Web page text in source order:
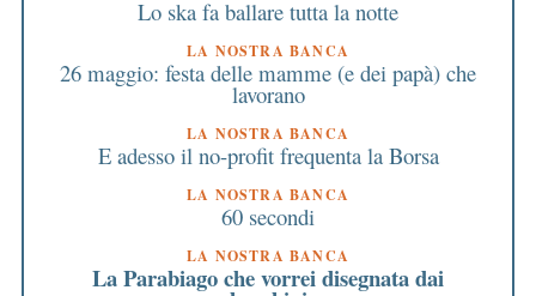
Lo ska fa ballare tutta la notte
LA NOSTRA BANCA
26 maggio: festa delle mamme (e dei papà) che
lavorano
LA NOSTRA BANCA
E adesso il no-profit frequenta la Borsa
LA NOSTRA BANCA
60 secondi
LA NOSTRA BANCA
La Parabiago che vorrei disegnata dai